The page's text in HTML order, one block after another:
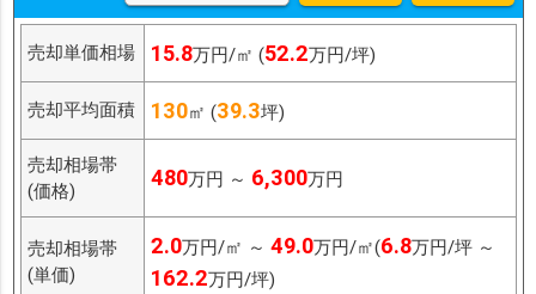
売却単価相場 15.8万円/㎡ (52.2万円/坪)
売却平均面積 130㎡ (39.3坪)
売却相場帯
(価格)
480万円 ～ 6,300万円
売却相場帯
(単価)
2.0万円/㎡ ～ 49.0万円/㎡(6.8万円/坪 ～
162.2万円/坪)